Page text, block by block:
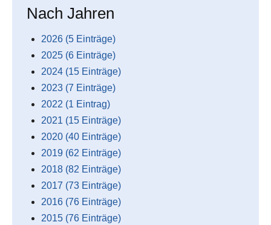
Nach Jahren
2026 (5 Einträge)
2025 (6 Einträge)
2024 (15 Einträge)
2023 (7 Einträge)
2022 (1 Eintrag)
2021 (15 Einträge)
2020 (40 Einträge)
2019 (62 Einträge)
2018 (82 Einträge)
2017 (73 Einträge)
2016 (76 Einträge)
2015 (76 Einträge)